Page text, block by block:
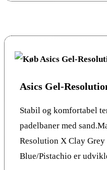
Asics Gel-
Stabil og komfortabel
padelbaner med
Resolution X Clay
Blue/Pistachio er